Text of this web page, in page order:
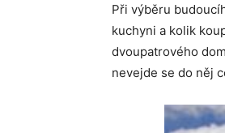
Při výběru
kuchyni a kolik
dvoupatrového
nevejde se do něj